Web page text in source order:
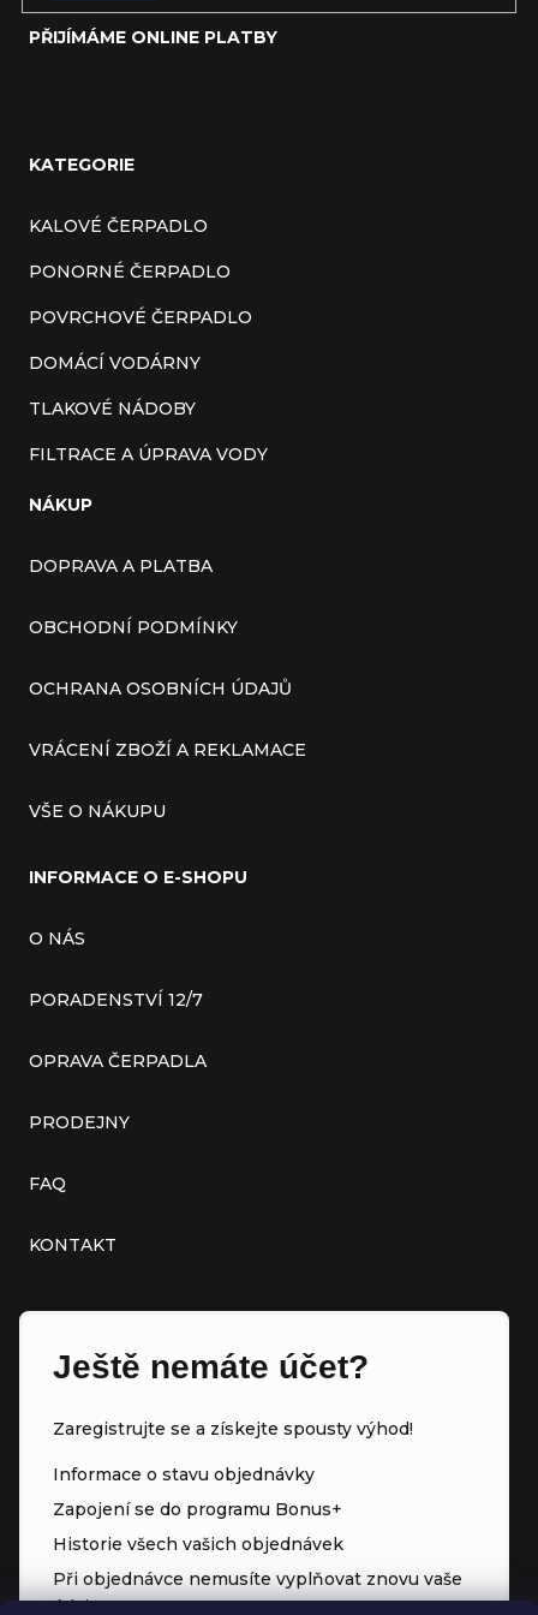
PŘIJÍMÁME ONLINE PLATBY
KATEGORIE
KALOVÉ ČERPADLO
PONORNÉ ČERPADLO
POVRCHOVÉ ČERPADLO
DOMÁCÍ VODÁRNY
TLAKOVÉ NÁDOBY
FILTRACE A ÚPRAVA VODY
NÁKUP
DOPRAVA A PLATBA
OBCHODNÍ PODMÍNKY
OCHRANA OSOBNÍCH ÚDAJŮ
VRÁCENÍ ZBOŽÍ A REKLAMACE
VŠE O NÁKUPU
INFORMACE O E-SHOPU
O NÁS
PORADENSTVÍ 12/7
OPRAVA ČERPADLA
PRODEJNY
FAQ
KONTAKT
Ještě nemáte účet?
Zaregistrujte se a získejte spousty výhod!
Informace o stavu objednávky
Zapojení se do programu Bonus+
Historie všech vašich objednávek
Při objednávce nemusíte vyplňovat znovu vaše
údaje